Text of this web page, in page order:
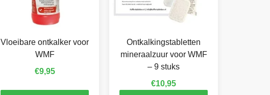
Vloeibare ontkalker voor
WMF
€9,95
Ontkalkingstabletten
mineraalzuur voor WMF
– 9 stuks
€10,95